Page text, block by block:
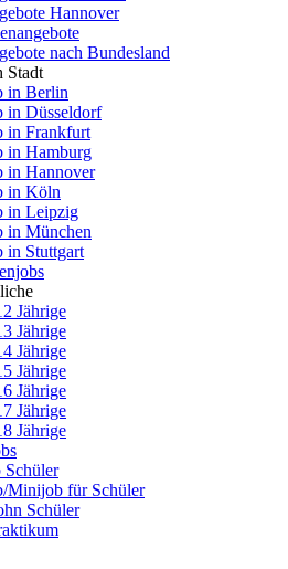
Hannover
nach Bundesland
Stadt
in Berlin
in Düsseldorf
in Frankfurt
in Hamburg
in Hannover
in Köln
in Leipzig
in München
in Stuttgart
Jährige
Jährige
Jährige
Jährige
Jährige
Jährige
Jährige
Schüler
Minijob für Schüler
Schüler